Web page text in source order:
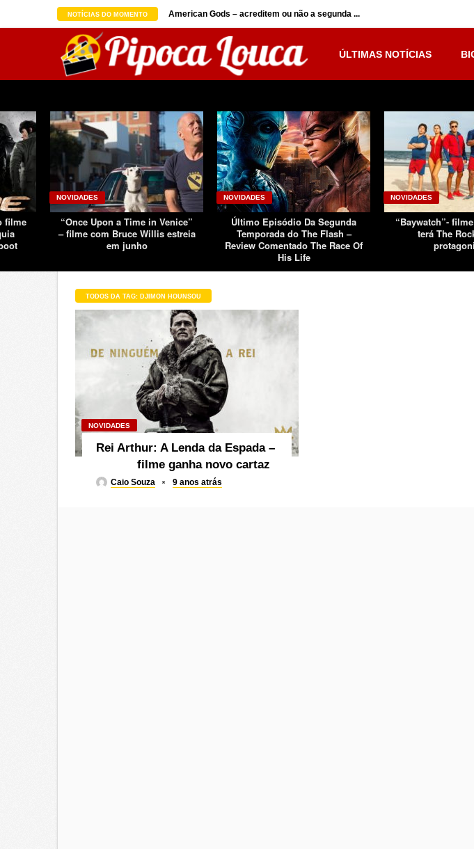
NOTÍCIAS DO MOMENTO
seguindo sucesso d ... American Gods – acreditem ou não a segunda ... Inumanos
ÚLTIMAS NOTÍCIAS
filme
NOVIDADES
“Once Upon a Time in Venice”
– filme com Bruce Willis estreia
em junho
NOVIDADES
Último Episódio Da Segunda
Temporada do The Flash –
Review Comentado The Race Of
His Life
NOVIDADES
“Baywatch”-
terá The
TODOS DA TAG: DJIMON HOUNSOU
NOVIDADES
Rei Arthur: A Lenda da Espada –
filme ganha novo cartaz
Caio Souza 9 anos atrás